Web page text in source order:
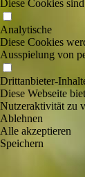
Diese Cookies
Analytische
Diese Cookies
Ausspielung von
Drittanbieter-
Diese Webseite
Nutzeraktivität zu
Ablehnen
Alle akzeptieren
Speichern